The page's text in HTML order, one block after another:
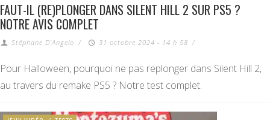
FAUT-IL (RE)PLONGER DANS SILENT HILL 2 SUR PS5 ?
NOTRE AVIS COMPLET
Stéphane D'Angelo / 31 octobre 2024 - 14 h 58 /
Pour Halloween, pourquoi ne pas replonger dans Silent Hill 2,
au travers du remake PS5 ? Notre test complet.